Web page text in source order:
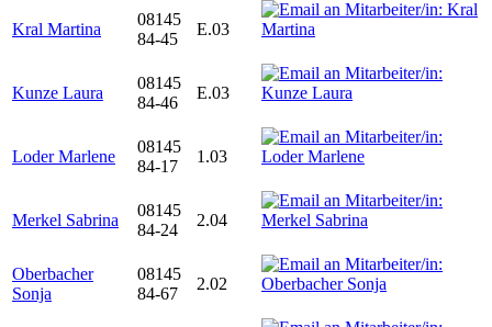
Kral Martina
08145
84-45
E.03
Kunze Laura
08145
84-46
E.03
Loder Marlene
08145
84-17
1.03
Merkel Sabrina
08145
84-24
2.04
Oberbacher
Sonja
08145
84-67
2.02